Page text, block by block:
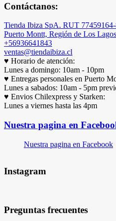
Contáctanos:
Tienda Ibiza SpA. RUT
Puerto Montt, Región de Los Lagos
+56936641843
ventas@tiendaibiza.cl
♥ Horario de atención:
Lunes a domingo: 10am - 10pm
♥ Entregas personales en Puerto
Lunes a sabados: 10am - 5pm
♥ Envios Chilexpress y Starken:
Lunes a viernes hasta las 4pm
Nuestra pagina en
Nuestra pagina en Facebook
Instagram
Preguntas frecuentes